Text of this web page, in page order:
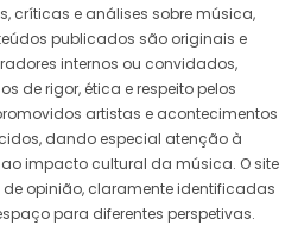
críticas e análises sobre música,
publicados são originais e
internos ou convidados,
de rigor, ética e respeito pelos
artistas e acontecimentos
dando especial atenção à
impacto cultural da música. O site
opinião, claramente identificadas
para diferentes perspetivas.